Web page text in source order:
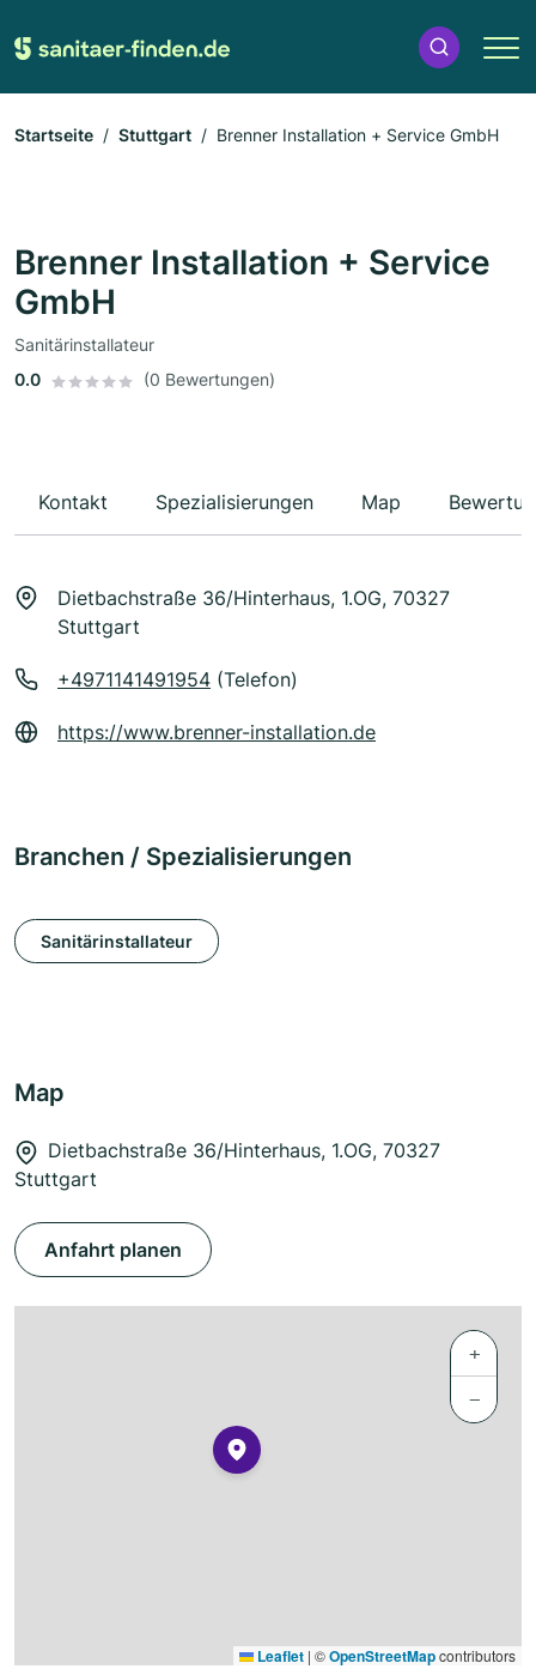
Startseite Stuttgart Brenner Installation + Service GmbH
Brenner Installation + Service
GmbH
Sanitärinstallateur
0.0
(0 Bewertungen)
Kontakt Spezialisierungen Map
Dietbachstraße 36/Hinterhaus, 1.OG, 70327
Stuttgart
+4971141491954 (Telefon)
https://www.brenner-installation.de
Branchen / Spezialisierungen
Sanitärinstallateur
Map
Dietbachstraße 36/Hinterhaus, 1.OG, 70327
Stuttgart
Anfahrt planen
+
−
Leaflet | ©OpenStreetMapcontributors